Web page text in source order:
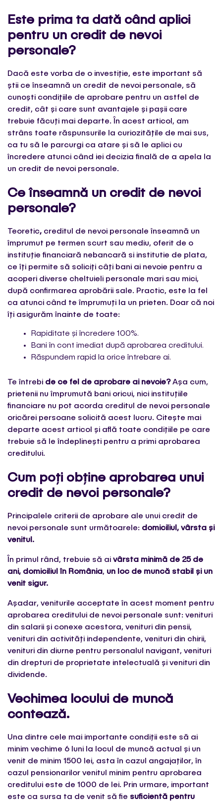
Este prima ta dată când aplici
pentru un credit de nevoi
personale?
Dacă este vorba de o investiție, este important să
știi ce înseamnă un credit de nevoi personale, să
cunoști condițiile de aprobare pentru un astfel de
credit, cât și care sunt avantajele și pașii care
trebuie făcuți mai departe. În acest articol, am
strâns toate răspunsurile la curiozitățile de mai sus,
ca tu să le parcurgi ca atare și să le aplici cu
încredere atunci când iei decizia finală de a apela la
un credit de nevoi personale.
Ce înseamnă un credit de nevoi
personale?
Teoretic, creditul de nevoi personale înseamnă un
împrumut pe termen scurt sau mediu, oferit de o
instituție financiară nebancară si institutie de plata,
ce îți permite să soliciți câți bani ai nevoie pentru a
acoperi diverse cheltuieli personale mari sau mici,
după confirmarea aprobării sale. Practic, este la fel
ca atunci când te împrumuți la un prieten. Doar că noi
îți asigurăm înainte de toate:
Rapiditate și încredere 100%.
Bani în cont imediat după aprobarea creditului.
Răspundem rapid la orice întrebare ai.
Te întrebi de ce fel de aprobare ai nevoie?Așa cum,
prietenii nu împrumută bani oricui, nici instituțiile
financiare nu pot acorda creditul de nevoi personale
oricărei persoane solicită acest lucru. Citește mai
departe acest articol și află toate condițiile pe care
trebuie să le îndeplinești pentru a primi aprobarea
creditului.
Cum poți obține aprobarea unui
credit de nevoi personale?
Principalele criterii de aprobare ale unui credit de
nevoi personale sunt următoarele: domiciliul, vârsta și
venitul.
În primul rând, trebuie să ai vârsta minimă de 25 de
ani, domiciliul în România, un loc de muncă stabil și un
venit sigur.
Așadar, veniturile acceptate în acest moment pentru
aprobarea creditului de nevoi personale sunt: venituri
din salarii și conexe acestora, venituri din pensii,
venituri din activități independente, venituri din chirii,
venituri din diurne pentru personalul navigant, venituri
din drepturi de proprietate intelectuală și venituri din
dividende.
Vechimea locului de muncă
contează.
Una dintre cele mai importante condiții este să ai
minim vechime 6 luni la locul de muncă actual și un
venit de minim 1500 lei, asta în cazul angajaților, în
cazul pensionarilor venitul minim pentru aprobarea
creditului este de 1000 de lei. Prin urmare, important
este ca sursa ta de venit să fie suficientă pentru